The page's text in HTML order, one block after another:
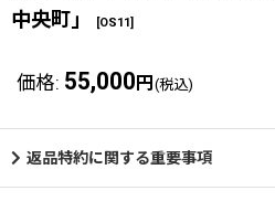
中央町」
[OS11]
価格: 55,000 円 (税込)
返品特約に関する重要事項